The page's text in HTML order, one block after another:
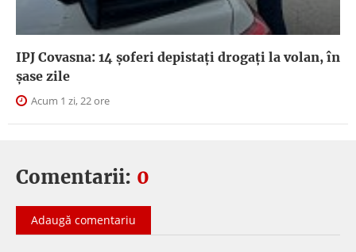
IPJ Covasna: 14 șoferi depistați drogați la volan, în
șase zile
Acum 1 zi, 22 ore
Comentarii: 0
Adaugă comentariu